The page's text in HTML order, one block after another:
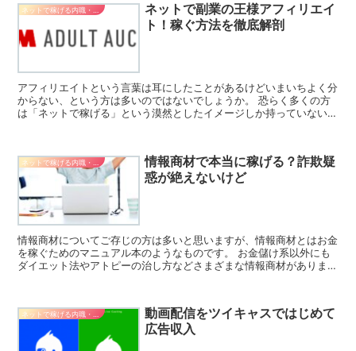
ネットで稼げる内職・副業
ネットで副業の王様アフィリエイ
ト！稼ぐ方法を徹底解剖
アフィリエイトという言葉は耳にしたことがあるけどいまいちよく分
からない、という方は多いのではないでしょうか。 恐らく多くの方
は「ネットで稼げる」という漠然としたイメージしか持っていないと
情報商材で本当に稼げる？詐欺疑
惑が絶えないけど
情報商材についてご存じの方は多いと思いますが、情報商材とはお金
を稼ぐためのマニュアル本のようなものです。 お金儲け系以外にも
ダイエット法やアトピーの治し方などさまざまな情報商材があります
動画配信をツイキャスではじめて
広告収入